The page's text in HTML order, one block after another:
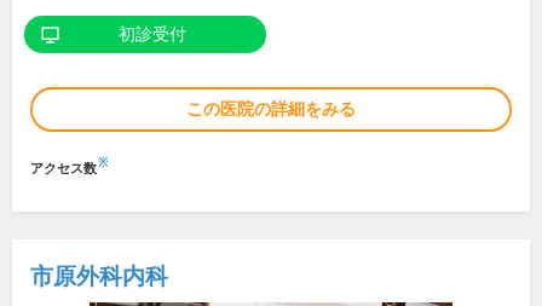
初診受付
この医院の詳細をみる
アクセス数※
市原外科内科